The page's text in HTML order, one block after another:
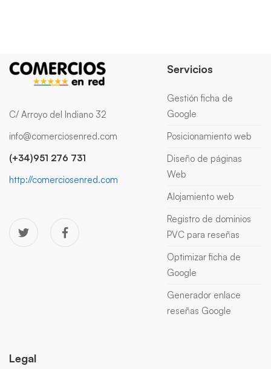
C/ Arroyo del Indiano 32
info@comerciosenred.com
(+34)951 276 731
http://comerciosenred.com
Servicios
Gestión ficha de
Google
Posicionamiento web
Diseño de páginas
Web
Alojamiento web
Registro de dominios
PVC para reseñas
Optimizar ficha de
Google
Generador enlace
reseñas Google
Legal